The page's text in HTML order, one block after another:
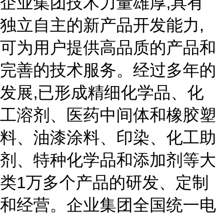
独立自主的新产品开发能力,
可为用户提供高品质的产品和
完善的技术服务。经过多年的
发展,已形成精细化学品、化
工溶剂、医药中间体和橡胶塑
料、油漆涂料、印染、化工助
剂、特种化学品和添加剂等大
类1万多个产品的研发、定制
和经营。企业集团全国统一电